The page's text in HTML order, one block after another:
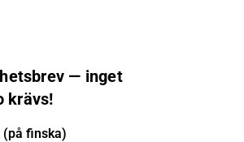
— inget
krävs!
finska)